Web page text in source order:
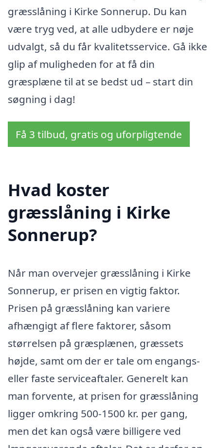
græsslåning i Kirke Sonnerup. Du kan
være tryg ved, at alle udbydere er nøje
udvalgt, så du får kvalitetsservice. Gå ikke
glip af muligheden for at få din
græsplæne til at se bedst ud – start din
søgning i dag!
Få 3 tilbud, gratis og uforpligtende
Hvad koster
græsslåning i Kirke
Sonnerup?
Når man overvejer græsslåning i Kirke
Sonnerup, er prisen en vigtig faktor.
Prisen på græsslåning kan variere
afhængigt af flere faktorer, såsom
størrelsen på græsplænen, græssets
højde, samt om der er tale om engangs-
eller faste serviceaftaler. Generelt kan
man forvente, at prisen for græsslåning
ligger omkring 500-1500 kr. per gang,
men det kan også være billigere ved